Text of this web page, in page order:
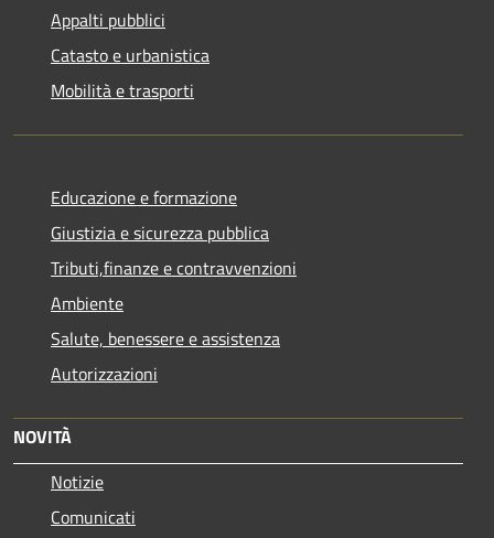
Appalti pubblici
Catasto e urbanistica
Mobilità e trasporti
Educazione e formazione
Giustizia e sicurezza pubblica
Tributi,finanze e contravvenzioni
Ambiente
Salute, benessere e assistenza
Autorizzazioni
NOVITÀ
Notizie
Comunicati